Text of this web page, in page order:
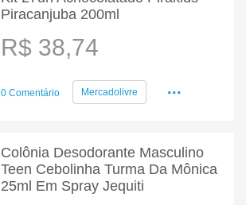
Piracanjuba 200ml
R$ 38,74
0 Comentário Mercadolivre ...
Colônia Desodorante Masculino
Teen Cebolinha Turma Da Mônica
25ml Em Spray Jequiti